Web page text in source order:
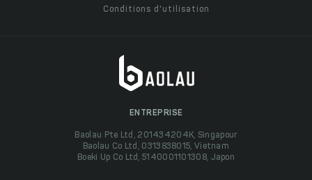
Conditions d'utilisation
ENTREPRISE
Baolau Pte Ltd, 201434204K, Singapour
Baolau Co Ltd, 0313838015, Vietnam
Boeki Up Co Ltd, 5140001101308, Japon